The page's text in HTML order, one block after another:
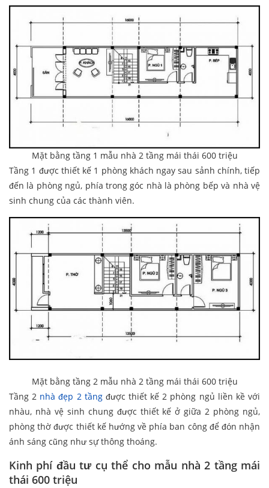
Mặt bằng tầng 1 mẫu nhà 2 tầng mái thái 600 triệu
Tầng 1 được thiết kế 1 phòng khách ngay sau sảnh chính, tiếp
đến là phòng ngủ, phía trong góc nhà là phòng bếp và nhà vệ
sinh chung của các thành viên.
Mặt bằng tầng 2 mẫu nhà 2 tầng mái thái 600 triệu
Tầng 2 nhà đẹp 2 tầngđược thiết kế 2 phòng ngủ liền kề với
nhàu, nhà vệ sinh chung được thiết kế ở giữa 2 phòng ngủ,
phòng thờ được thiết kế hướng về phía ban công để đón nhận
ánh sáng cũng như sự thông thoáng.
Kinh phí đầu tư cụ thể cho mẫu nhà 2 tầng mái
thái 600 triệu